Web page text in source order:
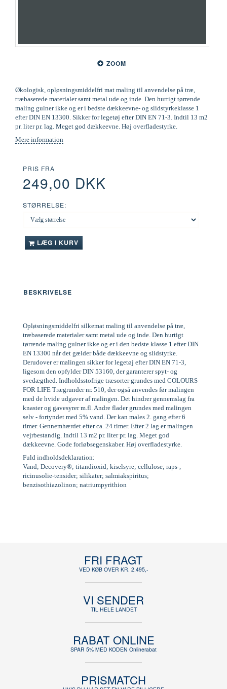
ZOOM
Økologisk, opløsningsmiddelfri mat maling til anvendelse på træ,
træbaserede materialer samt metal ude og inde. Den hurtigt tørrende
maling gulner ikke og er i bedste dækkeevne- og slidstyrkeklasse 1
efter DIN EN 13300. Sikker for legetøj efter DIN EN 71-3. Indtil 13 m2
pr. liter pr. lag. Meget god dækkeevne. Høj overfladestyrke.
Mere information
PRIS FRA
249,00 DKK
STØRRELSE:
LÆG I KURV
BESKRIVELSE
Opløsningsmiddelfri silkemat maling til anvendelse på træ,
træbaserede materialer samt metal ude og inde. Den hurtigt
tørrende maling gulner ikke og er i den bedste klasse 1 efter DIN
EN 13300 når det gælder både dækkeevne og slidstyrke.
Derudover er malingen sikker for legetøj efter DIN EN 71-3,
ligesom den opfylder DIN 53160, der garanterer spyt- og
svedægthed. Indholdsstofrige træsorter grundes med COLOURS
FOR LIFE Trægrunder nr. 510, der også anvendes før malingen
med de hvide udgaver af malingen. Det hindrer gennemslag fra
knaster og gavesyrer m.fl. Andre flader grundes med malingen
selv - fortyndet med 5% vand. Der kan males 2. gang efter 6
timer. Gennemhærdet efter ca. 24 timer. Efter 2 lag er malingen
vejrbestandig. Indtil 13 m2 pr. liter pr. lag. Meget god
dækkeevne. Gode forløbsegenskaber. Høj overfladestyrke.
Fuld indholdsdeklaration:
Vand; Decovery®; titandioxid; kiselsyre; cellulose; raps-,
ricinusolie-tensider; silikater; salmiakspiritus;
benzisothiazolinon; natriumpyrithion
FRI FRAGT
VED KØB OVER KR. 2.495,-
VI SENDER
TIL HELE LANDET
RABAT ONLINE
SPAR 5% MED KODEN Onlinerabat
PRISMATCH